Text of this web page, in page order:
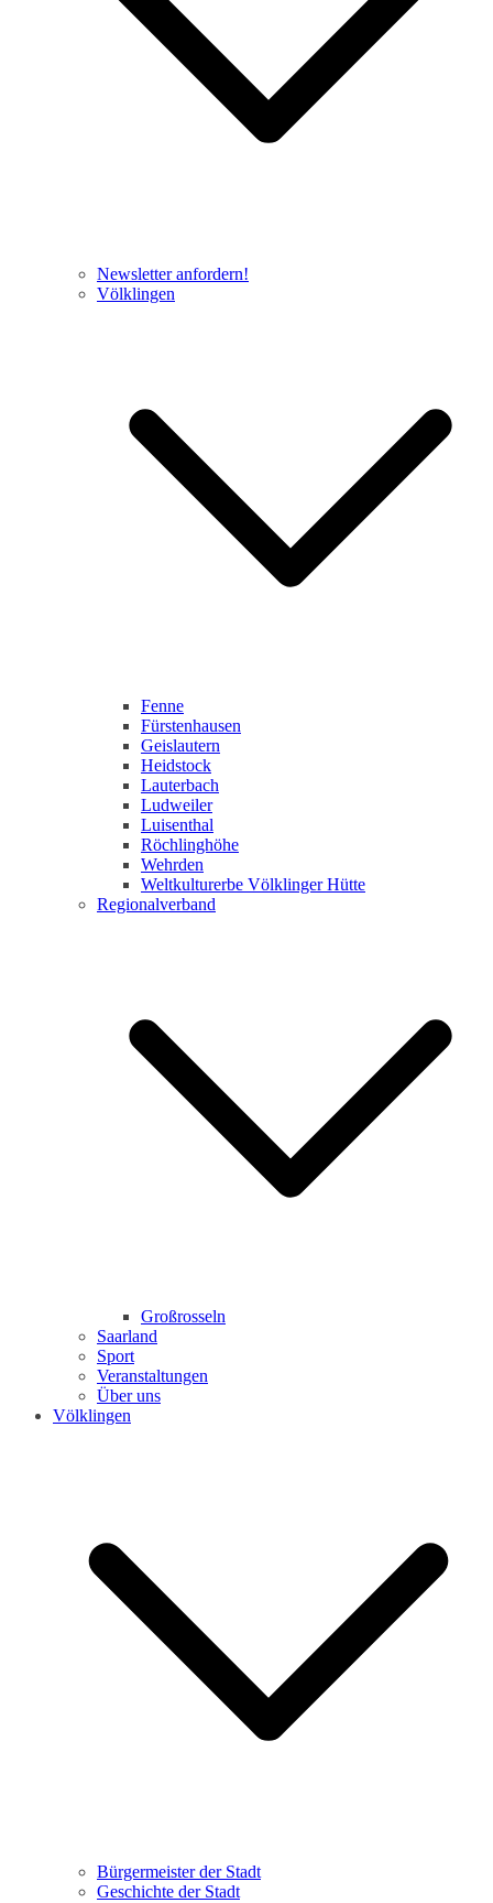
Newsletter anfordern!
Völklingen
Fenne
Fürstenhausen
Geislautern
Heidstock
Lauterbach
Ludweiler
Luisenthal
Röchlinghöhe
Wehrden
Weltkulturerbe Völklinger Hütte
Regionalverband
Großrosseln
Saarland
Sport
Veranstaltungen
Über uns
Völklingen
Bürgermeister der Stadt
Geschichte der Stadt